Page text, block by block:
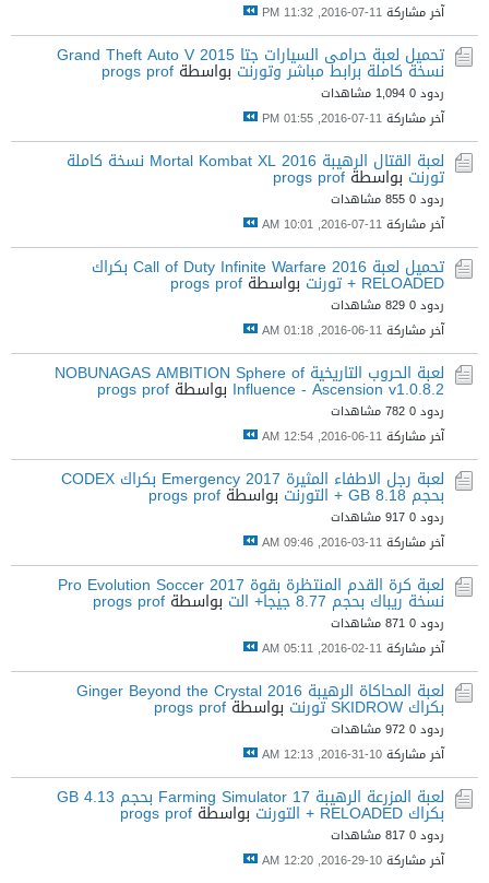
آخر مشاركة11-07-2016, 11:32 PM
تحميل لعبة حرامى السيارات جتا Grand Theft Auto V 2015
نسخة كاملة برابط مباشر وتورنت بواسطة progs prof
ردود 0
1,094 مشاهدات
آخر مشاركة11-07-2016, 01:55 PM
لعبة القتال الرهيبة Mortal Kombat XL 2016 نسخة كاملة
تورنت بواسطة progs prof
ردود 0
855 مشاهدات
آخر مشاركة11-07-2016, 10:01 AM
تحميل لعبة Call of Duty Infinite Warfare 2016 بكراك
RELOADED + تورنت بواسطة progs prof
ردود 0
829 مشاهدات
آخر مشاركة11-06-2016, 01:18 AM
لعبة الحروب التاريخية NOBUNAGAS AMBITION Sphere of
Influence - Ascension v1.0.8.2 بواسطة progs prof
ردود 0
782 مشاهدات
آخر مشاركة11-06-2016, 12:54 AM
لعبة رجل الاطفاء المثيرة Emergency 2017 بكراك CODEX
بحجم 8.18 GB + التورنت بواسطة progs prof
ردود 0
917 مشاهدات
آخر مشاركة11-03-2016, 09:46 AM
لعبة كرة القدم المنتظرة بقوة Pro Evolution Soccer 2017
نسخة ريباك بحجم 8.77 جيجا+ الت بواسطة progs prof
ردود 0
871 مشاهدات
آخر مشاركة11-02-2016, 05:11 AM
لعبة المحاكاة الرهيبة 2016 Ginger Beyond the Crystal
بكراك SKIDROW تورنت بواسطةprogs prof
ردود 0
972 مشاهدات
آخر مشاركة10-31-2016, 12:13 AM
لعبة المزرعة الرهيبة Farming Simulator 17 بحجم 4.13 GB
بكراك RELOADED + التورنت بواسطة progs prof
ردود 0
817 مشاهدات
آخر مشاركة10-29-2016, 12:20 AM